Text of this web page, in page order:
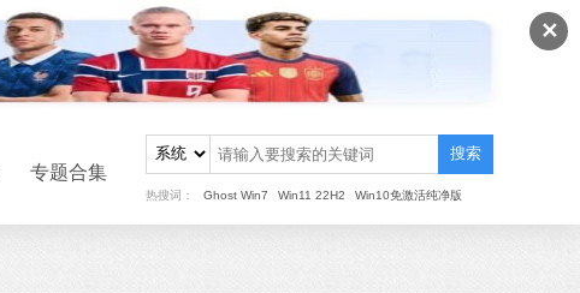
✕
专题合集
搜索
热搜词： Ghost Win7 Win11 22H2 Win10免激活纯净版